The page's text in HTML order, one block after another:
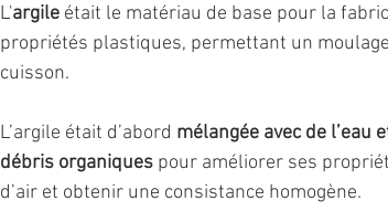
L'argile était le matériau de base pour la
propriétés plastiques, permettant un
cuisson.
L’argile était d’abord mélangée avec de l’eau
débris organiques pour améliorer ses
d’air et obtenir une consistance homogène.